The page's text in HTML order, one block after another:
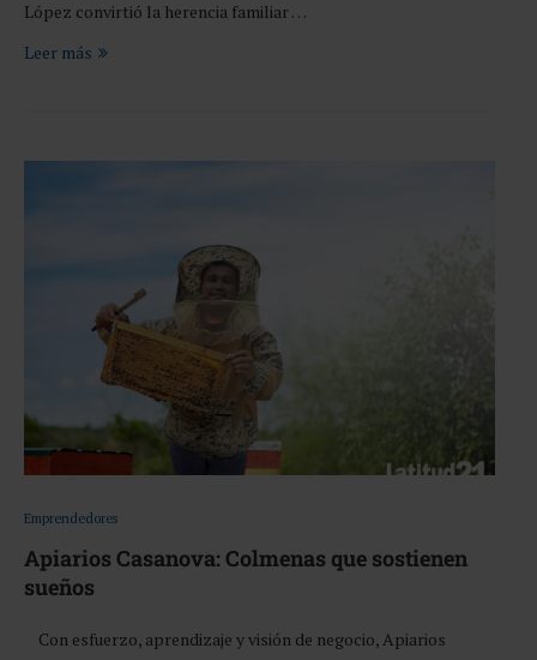
López convirtió la herencia familiar …
Leer más
Emprendedores
Apiarios Casanova: Colmenas que sostienen
sueños
Con esfuerzo, aprendizaje y visión de negocio, Apiarios